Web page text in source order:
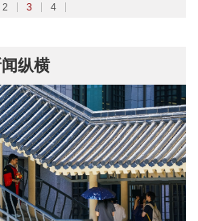
2 3 4
纵横